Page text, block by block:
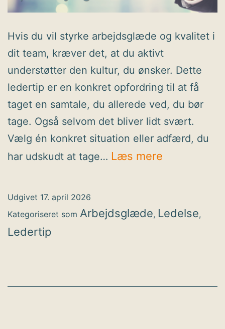
Hvis du vil styrke arbejdsglæde og kvalitet i
dit team, kræver det, at du aktivt
understøtter den kultur, du ønsker. Dette
ledertip er en konkret opfordring til at få
taget en samtale, du allerede ved, du bør
tage. Også selvom det bliver lidt svært.
Vælg én konkret situation eller adfærd, du
har udskudt at tage… Læs mere
svære
Udgivet 17. april 2026
Kategoriseret som Arbejdsglæde, Ledelse,
Ledertip